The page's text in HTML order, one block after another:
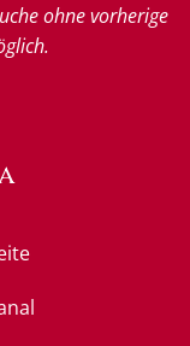
ohne vorherige